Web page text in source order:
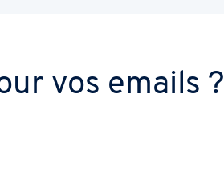
vos emails ?